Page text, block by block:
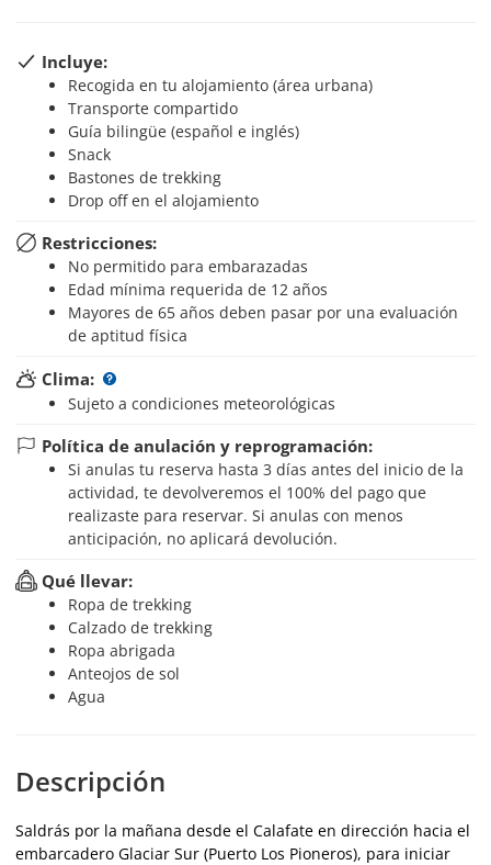
Incluye:
Recogida en tu alojamiento (área urbana)
Transporte compartido
Guía bilingüe (español e inglés)
Snack
Bastones de trekking
Drop off en el alojamiento
Restricciones:
No permitido para embarazadas
Edad mínima requerida de 12 años
Mayores de 65 años deben pasar por una evaluación
de aptitud física
Clima:
Sujeto a condiciones meteorológicas
Política de anulación y reprogramación:
Si anulas tu reserva hasta 3 días antes del inicio de la
actividad, te devolveremos el 100% del pago que
realizaste para reservar. Si anulas con menos
anticipación, no aplicará devolución.
Qué llevar:
Ropa de trekking
Calzado de trekking
Ropa abrigada
Anteojos de sol
Agua
Descripción
Saldrás por la mañana desde el Calafate en dirección hacia el
embarcadero Glaciar Sur (Puerto Los Pioneros), para iniciar